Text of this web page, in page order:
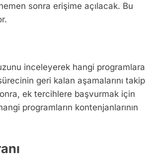
sonra erişime açılacak. Bu
inceleyerek hangi programlara
geri kalan aşamalarını takip
ek tercihlere başvurmak için
programların kontenjanlarının